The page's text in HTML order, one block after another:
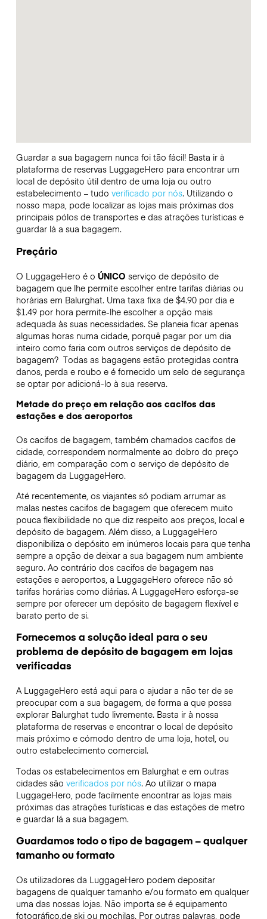
Guardar a sua bagagem nunca foi tão fácil! Basta ir à
plataforma de reservas LuggageHero para encontrar um
local de depósito útil dentro de uma loja ou outro
estabelecimento – tudo verificado por nós. Utilizando o
nosso mapa, pode localizar as lojas mais próximas dos
principais pólos de transportes e das atrações turísticas e
guardar lá a sua bagagem.
Preçário
O LuggageHero é o ÚNICO serviço de depósito de
bagagem que lhe permite escolher entre tarifas diárias ou
horárias em Balurghat. Uma taxa fixa de $4.90 por dia e
$1.49 por hora permite-lhe escolher a opção mais
adequada às suas necessidades. Se planeia ficar apenas
algumas horas numa cidade, porquê pagar por um dia
inteiro como faria com outros serviços de depósito de
bagagem? Todas as bagagens estão protegidas contra
danos, perda e roubo e é fornecido um selo de segurança
se optar por adicioná-lo à sua reserva.
Metade do preço em relação aos cacifos das
estações e dos aeroportos
Os cacifos de bagagem, também chamados cacifos de
cidade, correspondem normalmente ao dobro do preço
diário, em comparação com o serviço de depósito de
bagagem da LuggageHero.
Até recentemente, os viajantes só podiam arrumar as
malas nestes cacifos de bagagem que oferecem muito
pouca flexibilidade no que diz respeito aos preços, local e
depósito de bagagem. Além disso, a LuggageHero
disponibiliza o depósito em inúmeros locais para que tenha
sempre a opção de deixar a sua bagagem num ambiente
seguro. Ao contrário dos cacifos de bagagem nas
estações e aeroportos, a LuggageHero oferece não só
tarifas horárias como diárias. A LuggageHero esforça-se
sempre por oferecer um depósito de bagagem flexível e
barato perto de si.
Fornecemos a solução ideal para o seu
problema de depósito de bagagem em lojas
verificadas
A LuggageHero está aqui para o ajudar a não ter de se
preocupar com a sua bagagem, de forma a que possa
explorar Balurghat tudo livremente. Basta ir à nossa
plataforma de reservas e encontrar o local de depósito
mais próximo e cómodo dentro de uma loja, hotel, ou
outro estabelecimento comercial.
Todas os estabelecimentos em Balurghat e em outras
cidades são verificados por nós. Ao utilizar o mapa
LuggageHero, pode facilmente encontrar as lojas mais
próximas das atrações turísticas e das estações de metro
e guardar lá a sua bagagem.
Guardamos todo o tipo de bagagem – qualquer
tamanho ou formato
Os utilizadores da LuggageHero podem depositar
bagagens de qualquer tamanho e/ou formato em qualquer
uma das nossas lojas. Não importa se é equipamento
fotográfico,de ski ou mochilas. Por outras palavras, pode